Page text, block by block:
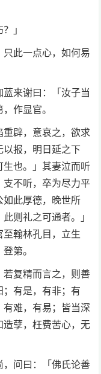
」
此一点心，如何易
来谢曰：「汝子当
作显官。
辟，意哀之，欲求
报，明日延之下
也。」其妻泣而听
不听，卒为尽力平
此厚德，晚世所
则礼之可通者。」
翰林孔目，立生
第。
复精而言之，则善
有是，有非；有
难，有易；皆当深
孽，枉费苦心，无
问曰：「佛氏论善